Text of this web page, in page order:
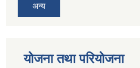
अन्य
योजना तथा परियोजना